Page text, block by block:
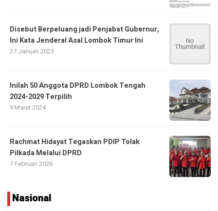
Disebut Berpeluang jadi Penjabat Gubernur,
Ini Kata Jenderal Asal Lombok Timur Ini
27 Januari 2023
Inilah 50 Anggota DPRD Lombok Tengah
2024-2029 Terpilih
9 Maret 2024
Rachmat Hidayat Tegaskan PDIP Tolak
Pilkada Melalui DPRD
7 Februari 2026
Nasional